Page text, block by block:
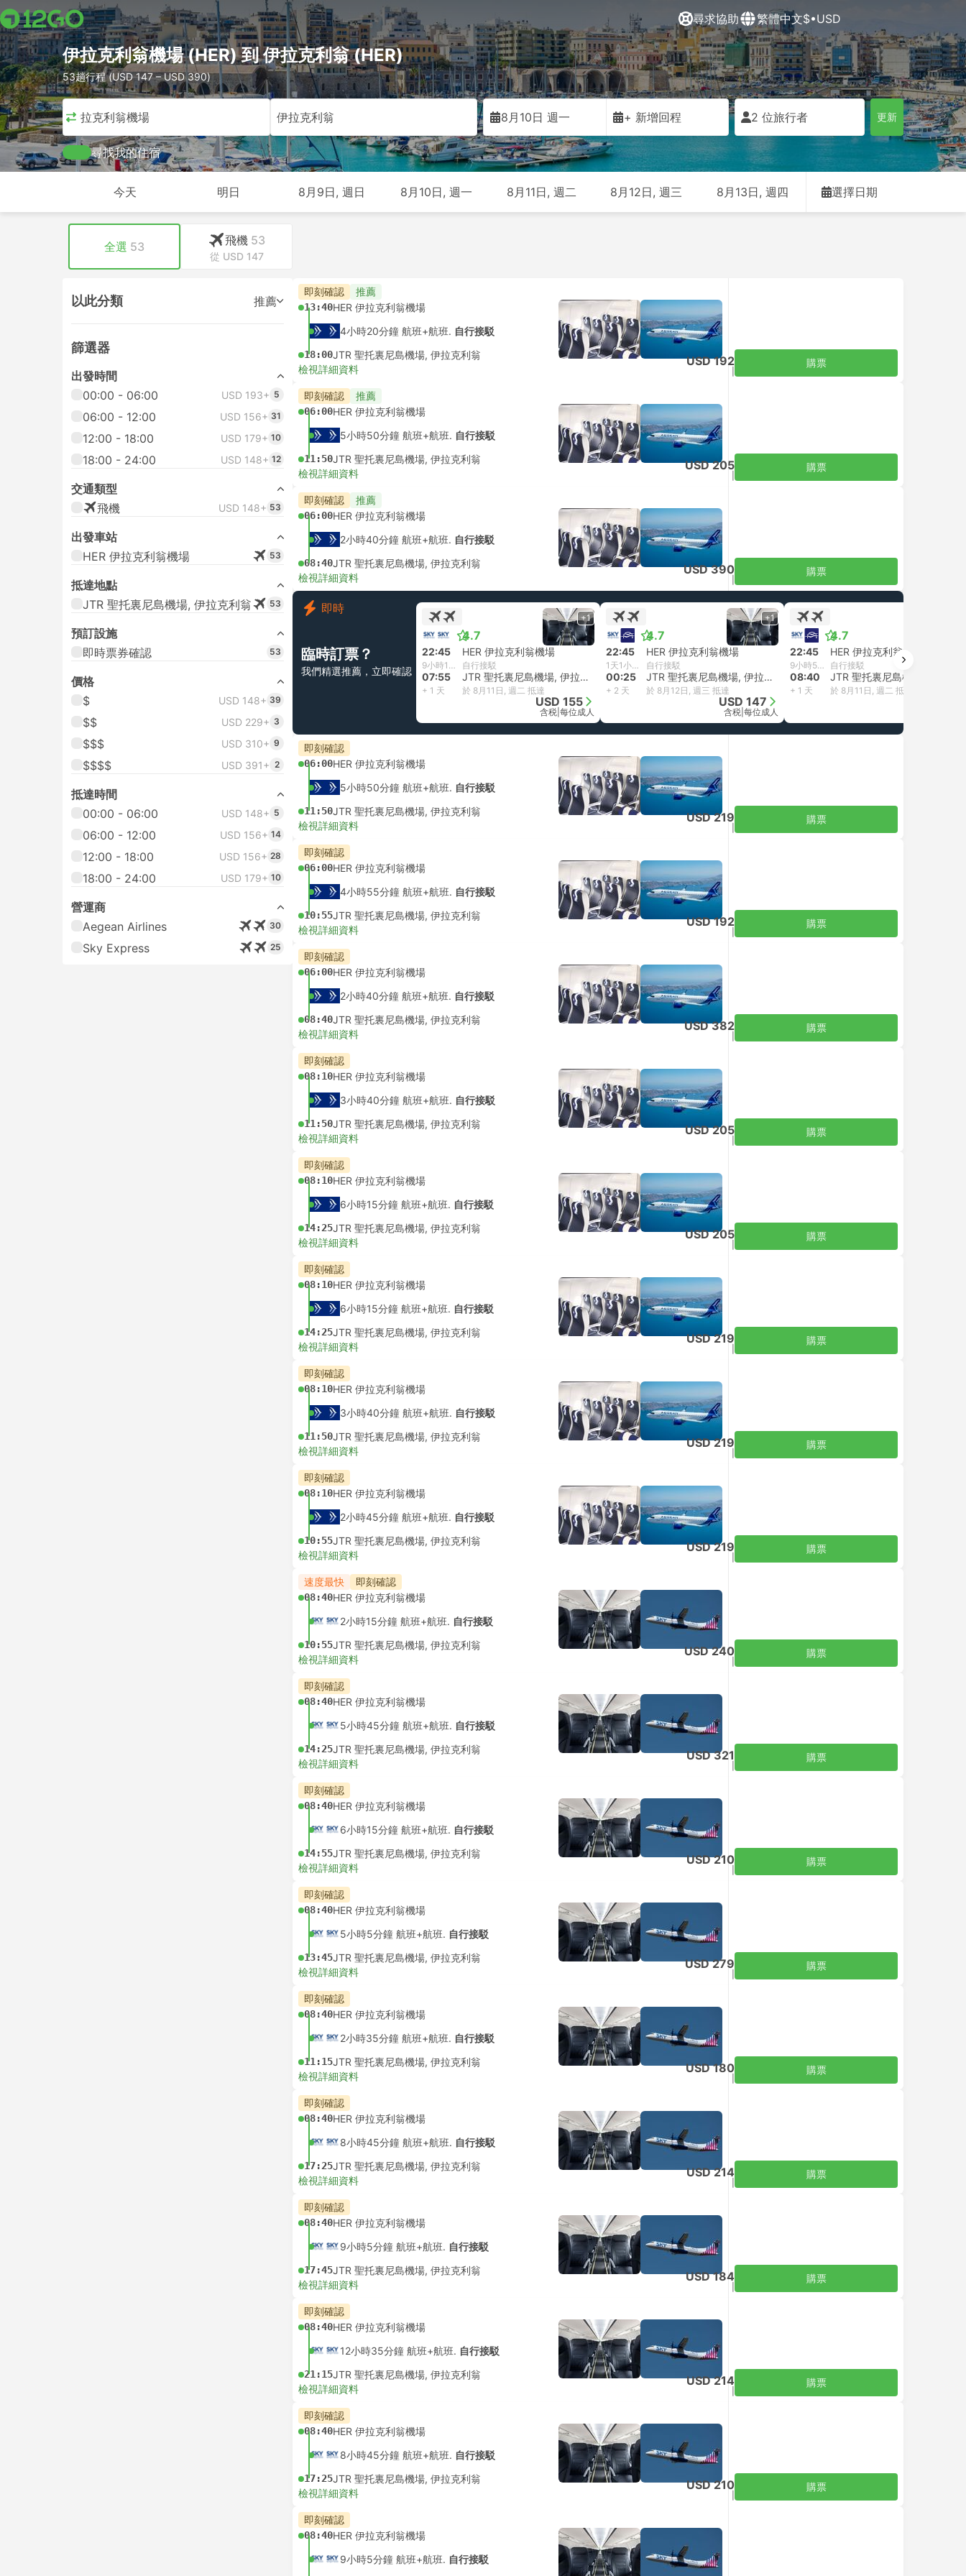
尋求協助 繁體中文$•USD
伊拉克利翁機場 (HER) 到 伊拉克利翁 (HER)
53趟行程 (USD 147 – USD 390)
伊拉克利翁機場 伊拉克利翁 8月10日 週一 + 新增回程 2 位旅行者 更新
尋找我的住宿
今天 明日 8月9日, 週日 8月10日, 週一 8月11日, 週二 8月12日, 週三 8月13日, 週四 選擇日期
全選 53 飛機 53
從 USD 147
以此分類 推薦
篩選器
出發時間
00:00 - 06:00
USD 193+ 5
06:00 - 12:00 USD 156+ 31
12:00 - 18:00 USD 179+ 10
18:00 - 24:00 USD 148+ 12
交通類型
飛機
USD 148+ 53
出發車站
HER 伊拉克利翁機場
53
抵達地點
JTR 聖托裏尼島機場, 伊拉克利翁
53
預訂設施
即時票券確認
53
價格
$
USD 148+ 39
$$ USD 229+ 3
$$$ USD 310+ 9
$$$$ USD 391+ 2
抵達時間
00:00 - 06:00
USD 148+ 5
06:00 - 12:00 USD 156+ 14
12:00 - 18:00 USD 156+ 28
18:00 - 24:00 USD 179+ 10
營運商
Aegean Airlines
30
Sky Express 25
即刻確認 推薦
13:40HER 伊拉克利翁機場
4小時20分鐘 航班+航班. 自行接駁
18:00JTR 聖托裏尼島機場, 伊拉克利翁
檢視詳細資料
USD 192 購票
即刻確認 推薦
06:00HER 伊拉克利翁機場
5小時50分鐘 航班+航班. 自行接駁
11:50JTR 聖托裏尼島機場, 伊拉克利翁
檢視詳細資料
USD 205 購票
即刻確認 推薦
06:00HER 伊拉克利翁機場
2小時40分鐘 航班+航班. 自行接駁
08:40JTR 聖托裏尼島機場, 伊拉克利翁
檢視詳細資料
USD 390 購票
即時
臨時訂票？
我們精選推薦，立即確認
4.7
+1
22:45 HER 伊拉克利翁機場
9小時10分鐘 自行接駁
07:55 JTR 聖托裏尼島機場, 伊拉克利翁
+ 1 天 於 8月11日, 週二 抵達
USD 155
含税 每位成人
4.7
+1
22:45 HER 伊拉克利翁機場
1天1小時40分鐘 自行接駁
00:25 JTR 聖托裏尼島機場, 伊拉克利翁
+ 2 天 於 8月12日, 週三 抵達
USD 147
含税 每位成人
4.7
22:45 HER 伊拉克利翁機場
9小時55分鐘 自行接駁
08:40
+ 1 天 於 8月11日, 週二 抵達
即刻確認
06:00HER 伊拉克利翁機場
5小時50分鐘 航班+航班. 自行接駁
11:50JTR 聖托裏尼島機場, 伊拉克利翁
檢視詳細資料
USD 219 購票
即刻確認
06:00HER 伊拉克利翁機場
4小時55分鐘 航班+航班. 自行接駁
10:55JTR 聖托裏尼島機場, 伊拉克利翁
檢視詳細資料
USD 192 購票
即刻確認
06:00HER 伊拉克利翁機場
2小時40分鐘 航班+航班. 自行接駁
08:40JTR 聖托裏尼島機場, 伊拉克利翁
檢視詳細資料
USD 382 購票
即刻確認
08:10HER 伊拉克利翁機場
3小時40分鐘 航班+航班. 自行接駁
11:50JTR 聖托裏尼島機場, 伊拉克利翁
檢視詳細資料
USD 205 購票
即刻確認
08:10HER 伊拉克利翁機場
6小時15分鐘 航班+航班. 自行接駁
14:25JTR 聖托裏尼島機場, 伊拉克利翁
檢視詳細資料
USD 205 購票
即刻確認
08:10HER 伊拉克利翁機場
6小時15分鐘 航班+航班. 自行接駁
14:25JTR 聖托裏尼島機場, 伊拉克利翁
檢視詳細資料
USD 219 購票
即刻確認
08:10HER 伊拉克利翁機場
3小時40分鐘 航班+航班. 自行接駁
11:50JTR 聖托裏尼島機場, 伊拉克利翁
檢視詳細資料
USD 219 購票
即刻確認
08:10HER 伊拉克利翁機場
2小時45分鐘 航班+航班. 自行接駁
10:55JTR 聖托裏尼島機場, 伊拉克利翁
檢視詳細資料
USD 219 購票
速度最快 即刻確認
08:40HER 伊拉克利翁機場
2小時15分鐘 航班+航班. 自行接駁
10:55JTR 聖托裏尼島機場, 伊拉克利翁
檢視詳細資料
USD 240 購票
即刻確認
08:40HER 伊拉克利翁機場
5小時45分鐘 航班+航班. 自行接駁
14:25JTR 聖托裏尼島機場, 伊拉克利翁
檢視詳細資料
USD 321 購票
即刻確認
08:40HER 伊拉克利翁機場
6小時15分鐘 航班+航班. 自行接駁
14:55JTR 聖托裏尼島機場, 伊拉克利翁
檢視詳細資料
USD 210 購票
即刻確認
08:40HER 伊拉克利翁機場
5小時5分鐘 航班+航班. 自行接駁
13:45JTR 聖托裏尼島機場, 伊拉克利翁
檢視詳細資料
USD 279 購票
即刻確認
08:40HER 伊拉克利翁機場
2小時35分鐘 航班+航班. 自行接駁
11:15JTR 聖托裏尼島機場, 伊拉克利翁
檢視詳細資料
USD 180 購票
即刻確認
08:40HER 伊拉克利翁機場
8小時45分鐘 航班+航班. 自行接駁
17:25JTR 聖托裏尼島機場, 伊拉克利翁
檢視詳細資料
USD 214 購票
即刻確認
08:40HER 伊拉克利翁機場
9小時5分鐘 航班+航班. 自行接駁
17:45JTR 聖托裏尼島機場, 伊拉克利翁
檢視詳細資料
USD 184 購票
即刻確認
08:40HER 伊拉克利翁機場
12小時35分鐘 航班+航班. 自行接駁
21:15JTR 聖托裏尼島機場, 伊拉克利翁
檢視詳細資料
USD 214 購票
即刻確認
08:40HER 伊拉克利翁機場
8小時45分鐘 航班+航班. 自行接駁
17:25JTR 聖托裏尼島機場, 伊拉克利翁
檢視詳細資料
USD 210 購票
即刻確認
08:40HER 伊拉克利翁機場
9小時5分鐘 航班+航班. 自行接駁